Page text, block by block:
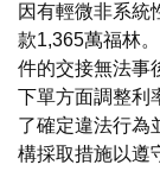
因有輕微非系統
款1,365萬福林
件的交接無法事
下單方面調整利
了確定違法行為
構採取措施以遵